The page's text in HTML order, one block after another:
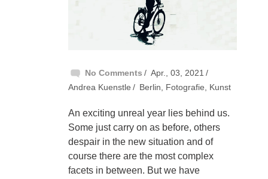
No Comments
Apr., 03, 2021
Andrea Kuenstle
Berlin, Fotografie, Kunst
An exciting unreal year lies behind us.
Some just carry on as before, others
despair in the new situation and of
course there are the most complex
facets in between. But we have